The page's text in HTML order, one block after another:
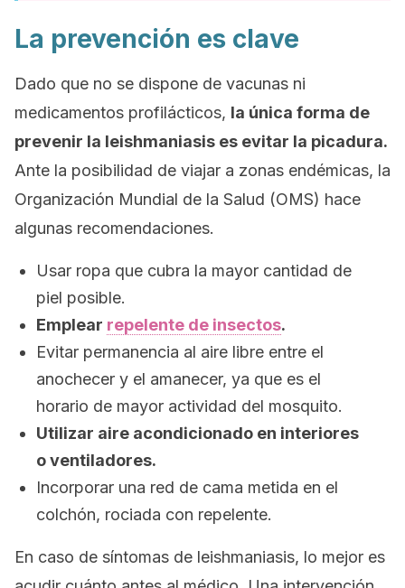
La prevención es clave
Dado que no se dispone de vacunas ni
medicamentos profilácticos, la única forma de
prevenir la leishmaniasis es evitar la picadura.
Ante la posibilidad de viajar a zonas endémicas, la
Organización Mundial de la Salud (OMS) hace
algunas recomendaciones.
Usar ropa que cubra la mayor cantidad de
piel posible.
Emplear repelente de insectos.
Evitar permanencia al aire libre entre el
anochecer y el amanecer, ya que es el
horario de mayor actividad del mosquito.
Utilizar aire acondicionado en interiores
oventiladores.
Incorporar una red de cama metida en el
colchón, rociada con repelente.
En caso de síntomas de leishmaniasis, lo mejor es